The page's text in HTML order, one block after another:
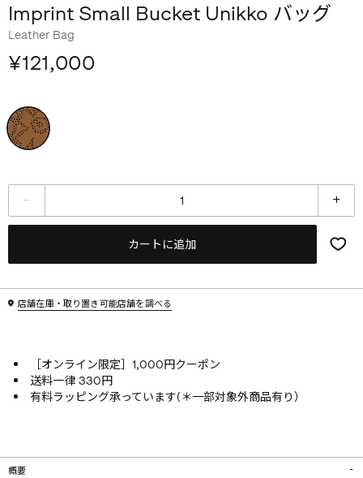
Imprint Small Bucket Unikko バッグ
Leather Bag
¥121,000
カートに追加
店舗在庫・取り置き可能店舗を調べる
［オンライン限定］1,000円クーポン
送料一律 330円
有料ラッピング承っています(＊一部対象外商品有り）
概要